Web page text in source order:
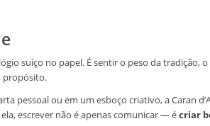
suíço no papel. É sentir o peso da tradição,
propósito.
pessoal ou em um esboço criativo, a Caran
escrever não é apenas comunicar — écriar